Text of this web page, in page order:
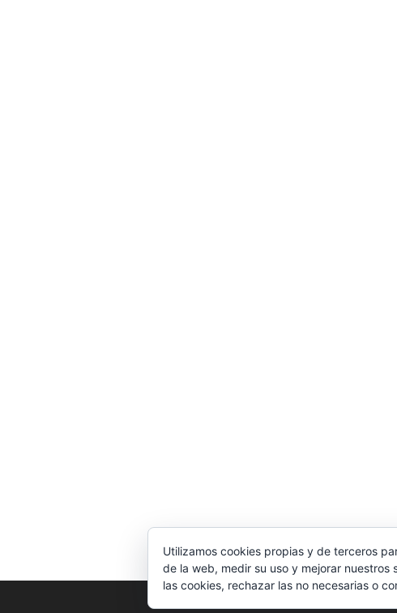
Utilizamos cookies propias y de terceros
de la web, medir su uso y mejorar
las cookies, rechazar las no necesarias o